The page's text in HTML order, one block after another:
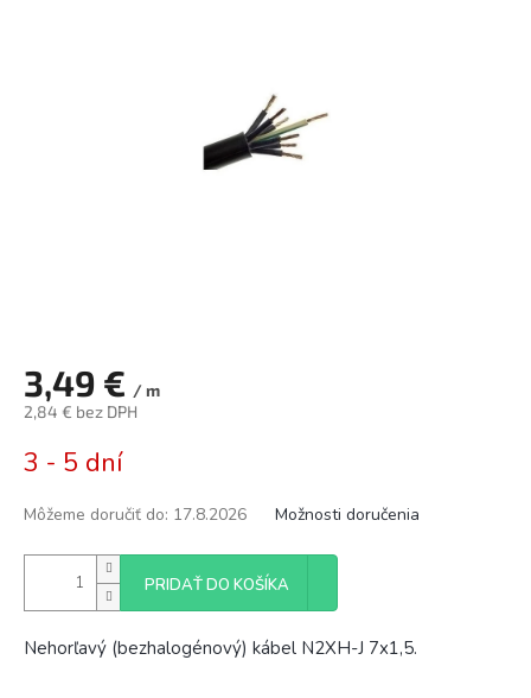
3,49 € / m
2,84 € bez DPH
cena:
3 - 5 dní
Môžeme doručiť do: 17.8.2026 Možnosti doručenia
PRIDAŤ DO KOŠÍKA
Nehorľavý (bezhalogénový) kábel N2XH-J 7x1,5.